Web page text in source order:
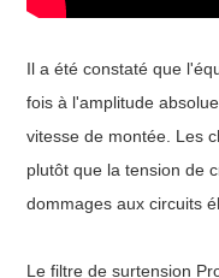
Il a été constaté que
fois à l'amplitude
vitesse de montée. Les
plutôt que la tension de
dommages aux circuits
Le filtre de surtension